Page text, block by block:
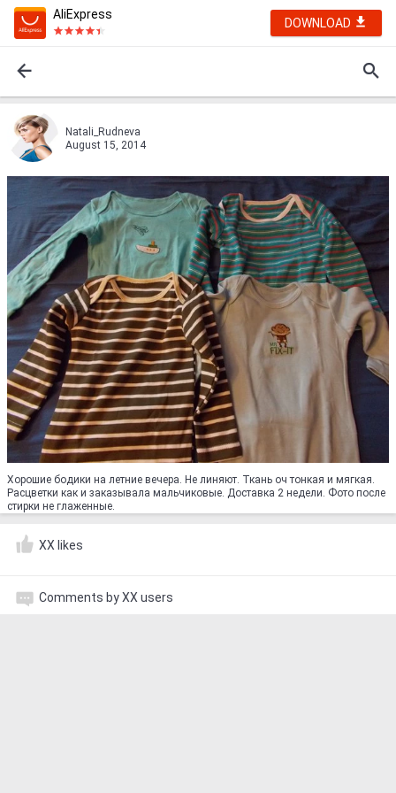
AliExpress
DOWNLOAD
Natali_Rudneva
August 15, 2014
Хорошие бодики на летние вечера. Не линяют. Ткань оч тонкая и мягкая.
Расцветки как и заказывала мальчиковые. Доставка 2 недели. Фото после
стирки не глаженные.
XX likes
Comments by XX users